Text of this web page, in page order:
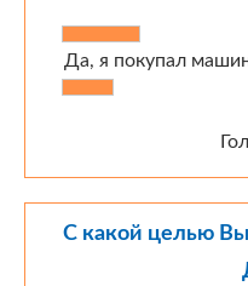
Да, я покупал
С какой целью